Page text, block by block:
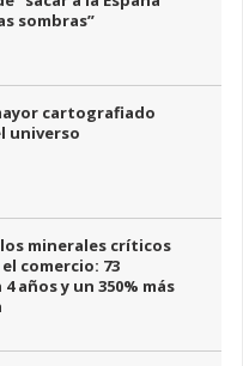
sombras”
cartografiado
universo
minerales críticos
comercio: 73
años y un 350% más